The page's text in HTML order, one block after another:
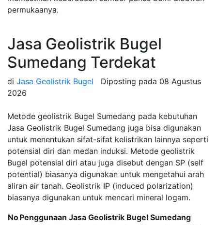
permukaanya.
Jasa Geolistrik Bugel
Sumedang Terdekat
di Jasa Geolistrik Bugel Diposting pada 08 Agustus
2026
Metode geolistrik Bugel Sumedang pada kebutuhan
Jasa Geolistrik Bugel Sumedang juga bisa digunakan
untuk menentukan sifat-sifat kelistrikan lainnya seperti
potensial diri dan medan induksi. Metode geolistrik
Bugel potensial diri atau juga disebut dengan SP (self
potential) biasanya digunakan untuk mengetahui arah
aliran air tanah. Geolistrik IP (induced polarization)
biasanya digunakan untuk mencari mineral logam.
NoPenggunaan Jasa Geolistrik Bugel Sumedang